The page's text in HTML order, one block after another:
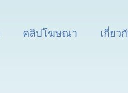
คลิปโฆษณา เกี่ยว